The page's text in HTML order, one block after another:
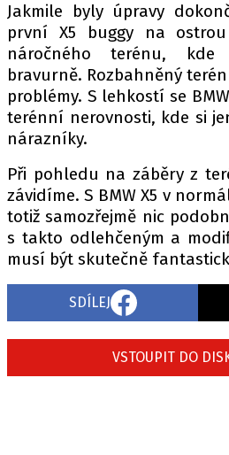
Jakmile byly úpravy
první X5 buggy na
náročného terénu,
bravurně. Rozbahněný
problémy. S lehkostí se
terénní nerovnosti, kde si
nárazníky.
Při pohledu na záběry z
závidíme. S BMW X5 v
totiž samozřejmě nic
s takto odlehčeným a
musí být skutečně
SDÍLEJ
VSTOUPIT DO